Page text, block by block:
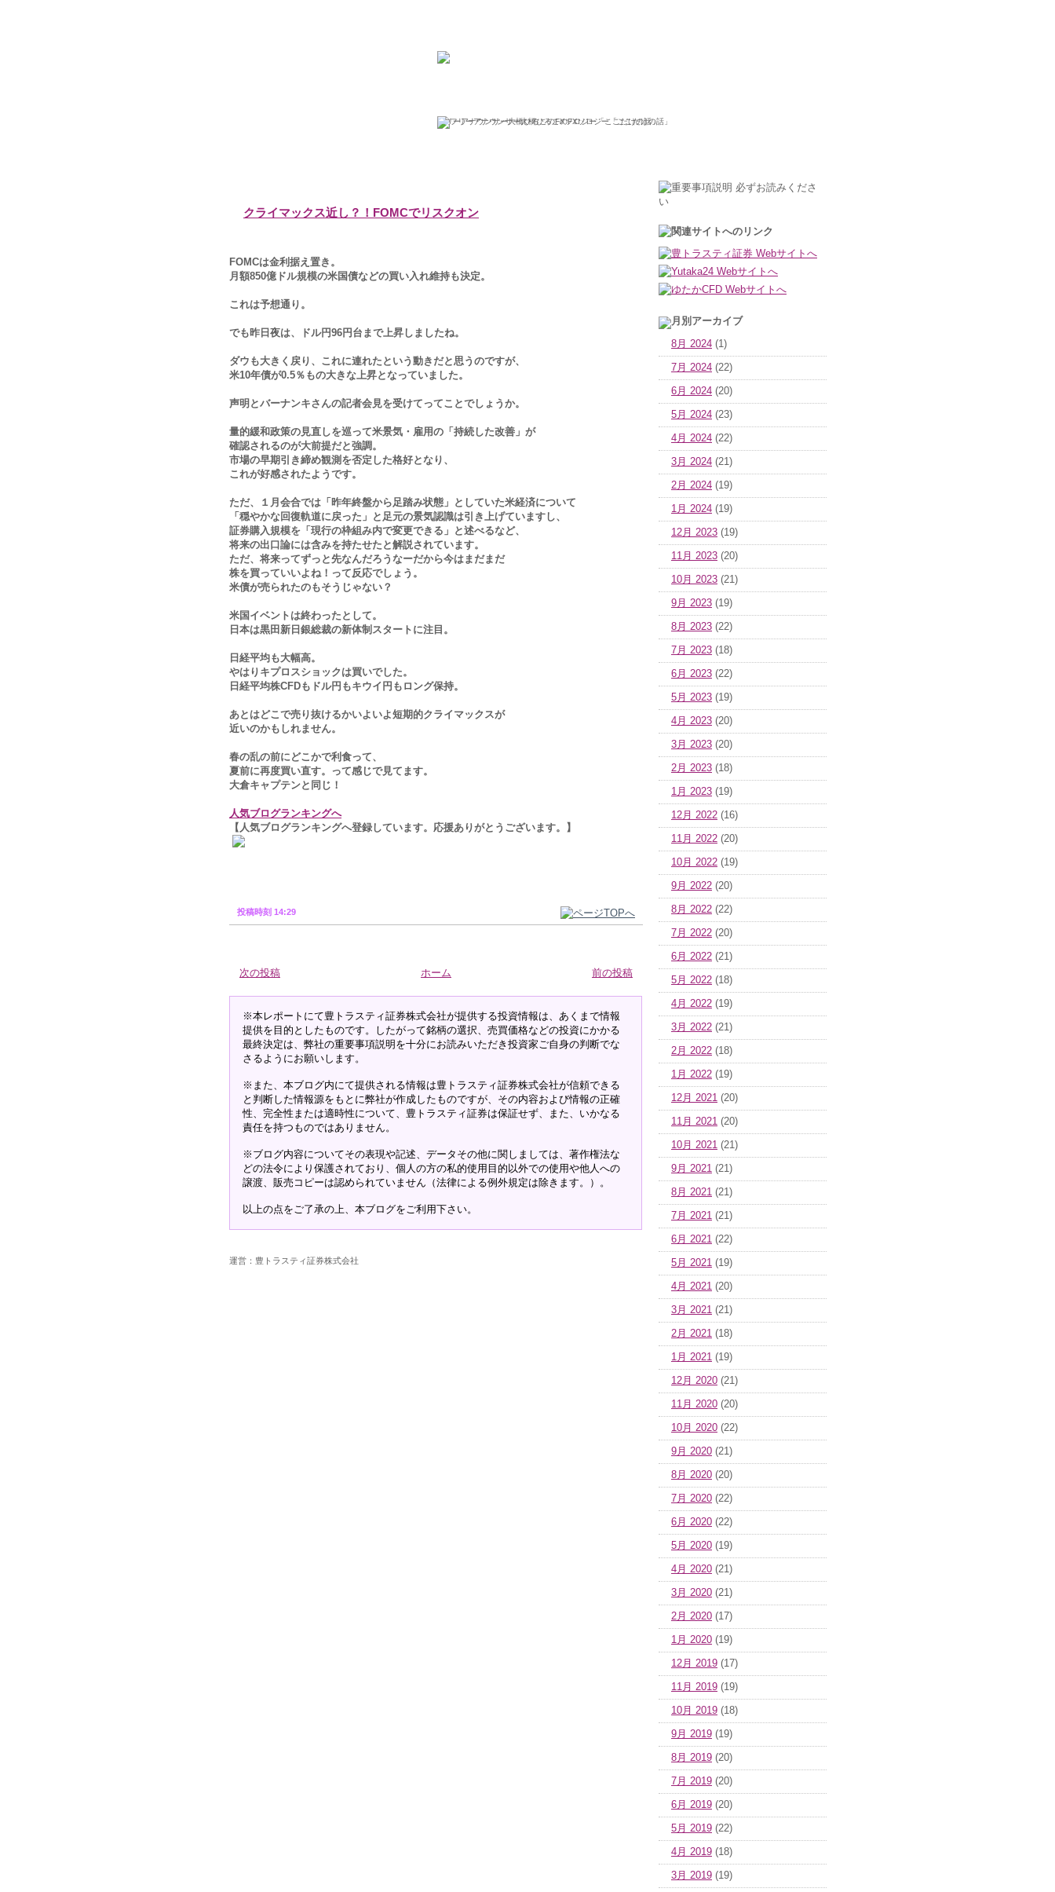
ひろこの“ボラタイル”な日々
フリーアナウンサー大橋ひろこのFXソロジー「ここだけの話」
クライマックス近し？！FOMCでリスクオン
FOMCは金利据え置き。
月額850億ドル規模の米国債などの買い入れ維持も決定。
これは予想通り。
でも昨日夜は、ドル円96円台まで上昇しましたね。
ダウも大きく戻り、これに連れたという動きだと思うのですが、
米10年債が0.5％もの大きな上昇となっていました。
声明とバーナンキさんの記者会見を受けてってことでしょうか。
量的緩和政策の見直しを巡って米景気・雇用の「持続した改善」が
確認されるのが大前提だと強調。
市場の早期引き締め観測を否定した格好となり、
これが好感されたようです。
ただ、１月会合では「昨年終盤から足踏み状態」としていた米経済について
「穏やかな回復軌道に戻った」と足元の景気認識は引き上げていますし、
証券購入規模を「現行の枠組み内で変更できる」と述べるなど、
将来の出口論には含みを持たせたと解説されています。
ただ、将来ってずっと先なんだろうなーだから今はまだまだ
株を買っていいよね！って反応でしょう。
米債が売られたのもそうじゃない？
米国イベントは終わったとして。
日本は黒田新日銀総裁の新体制スタートに注目。
日経平均も大幅高。
やはりキプロスショックは買いでした。
日経平均株CFDもドル円もキウイ円もロング保持。
あとはどこで売り抜けるかいよいよ短期的クライマックスが
近いのかもしれません。
春の乱の前にどこかで利食って、
夏前に再度買い直す。って感じで見てます。
大倉キャプテンと同じ！
人気ブログランキングへ
【人気ブログランキングへ登録しています。応援ありがとうございます。】
投稿時刻 14:29
次の投稿 前の投稿
ホーム
※本レポートにて豊トラスティ証券株式会社が提供する投資情報は、あくまで情報
提供を目的としたものです。したがって銘柄の選択、売買価格などの投資にかかる
最終決定は、弊社の重要事項説明を十分にお読みいただき投資家ご自身の判断でな
さるようにお願いします。
※また、本ブログ内にて提供される情報は豊トラスティ証券株式会社が信頼できる
と判断した情報源をもとに弊社が作成したものですが、その内容および情報の正確
性、完全性または適時性について、豊トラスティ証券は保証せず、また、いかなる
責任を持つものではありません。
※ブログ内容についてその表現や記述、データその他に関しましては、著作権法な
どの法令により保護されており、個人の方の私的使用目的以外での使用や他人への
譲渡、販売コピーは認められていません（法律による例外規定は除きます。）。
以上の点をご了承の上、本ブログをご利用下さい。
運営：豊トラスティ証券株式会社
8月 2024 (1)
7月 2024 (22)
6月 2024 (20)
5月 2024 (23)
4月 2024 (22)
3月 2024 (21)
2月 2024 (19)
1月 2024 (19)
12月 2023 (19)
11月 2023 (20)
10月 2023 (21)
9月 2023 (19)
8月 2023 (22)
7月 2023 (18)
6月 2023 (22)
5月 2023 (19)
4月 2023 (20)
3月 2023 (20)
2月 2023 (18)
1月 2023 (19)
12月 2022 (16)
11月 2022 (20)
10月 2022 (19)
9月 2022 (20)
8月 2022 (22)
7月 2022 (20)
6月 2022 (21)
5月 2022 (18)
4月 2022 (19)
3月 2022 (21)
2月 2022 (18)
1月 2022 (19)
12月 2021 (20)
11月 2021 (20)
10月 2021 (21)
9月 2021 (21)
8月 2021 (21)
7月 2021 (21)
6月 2021 (22)
5月 2021 (19)
4月 2021 (20)
3月 2021 (21)
2月 2021 (18)
1月 2021 (19)
12月 2020 (21)
11月 2020 (20)
10月 2020 (22)
9月 2020 (21)
8月 2020 (20)
7月 2020 (22)
6月 2020 (22)
5月 2020 (19)
4月 2020 (21)
3月 2020 (21)
2月 2020 (17)
1月 2020 (19)
12月 2019 (17)
11月 2019 (19)
10月 2019 (18)
9月 2019 (19)
8月 2019 (20)
7月 2019 (20)
6月 2019 (20)
5月 2019 (22)
4月 2019 (18)
3月 2019 (19)